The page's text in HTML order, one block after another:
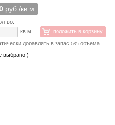
руб./кв.м
во:
кв.м
положить в корзину
добавлять в запас 5% объема
выбрано )